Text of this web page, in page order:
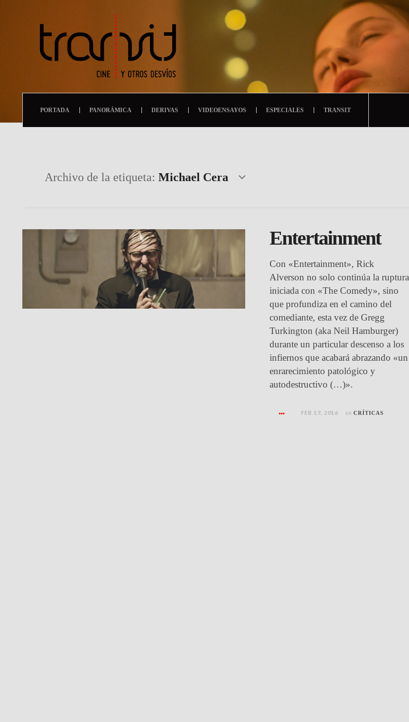
PORTADA PANORÁMICA DERIVAS VIDEOENSAYOS ESPECIALES TRANSIT
Archivo de la etiqueta: Michael Cera
Entertainment
Con «Entertainment», Rick
Alverson no solo continúa la ruptura
iniciada con «The Comedy», sino
que profundiza en el camino del
comediante, esta vez de Gregg
Turkington (aka Neil Hamburger)
durante un particular descenso a los
infiernos que acabará abrazando «un
enrarecimiento patológico y
autodestructivo (…)».
FEB 17, 2016 en CRÍTICAS